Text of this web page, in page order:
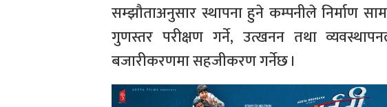
सम्झौताअनुसार स्थापना हुने कम्पनीले निर्माण
गुणस्तर परीक्षण गर्ने, उत्खनन तथा
बजारीकरणमा सहजीकरण गर्नेछ ।